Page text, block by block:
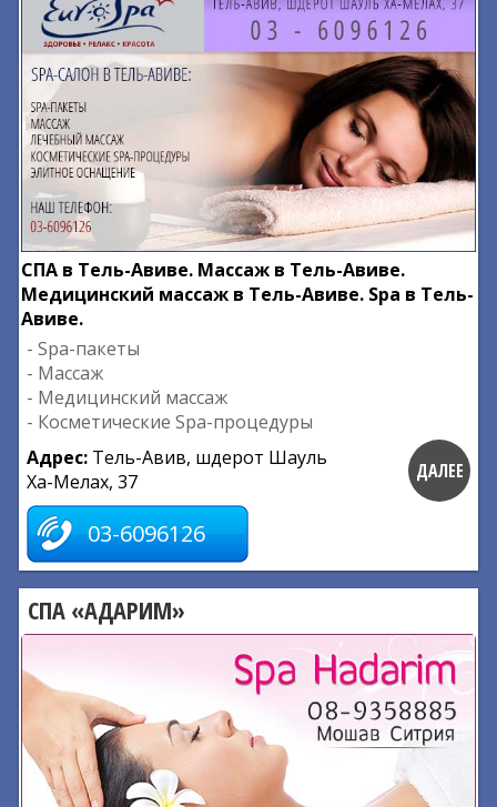
СПА в Тель-Авиве. Массаж в Тель-Авиве.
Медицинский массаж в Тель-Авиве. Spa в Тель-
Авиве.
- Spa-пакеты
- Массаж
- Медицинский массаж
- Косметические Spa-процедуры
Адрес: Тель-Авив, шдерот Шауль
Ха-Мелах, 37
03-6096126
ДАЛЕЕ
СПА «АДАРИМ»